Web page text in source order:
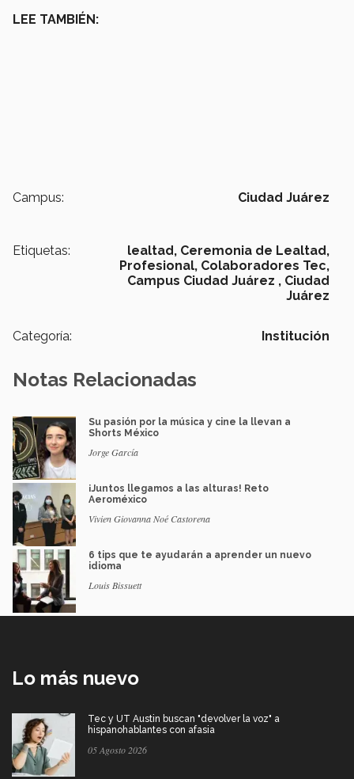
LEE TAMBIÉN:
Campus: Ciudad Juárez
Etiquetas: lealtad, Ceremonia de Lealtad,
Profesional, Colaboradores Tec,
Campus Ciudad Juárez , Ciudad
Juárez
Categoría: Institución
Notas Relacionadas
Su pasión por la música y cine la llevan a
Shorts México
Jorge García
¡Juntos llegamos a las alturas! Reto
Aeroméxico
Vivien Giovanna Noé Castorena
6 tips que te ayudarán a aprender un nuevo
idioma
Louis Bissuett
Lo más nuevo
Tec y UT Austin buscan "devolver la voz" a
hispanohablantes con afasia
05 Agosto 2026